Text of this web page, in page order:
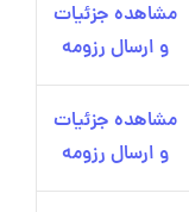
مشاهده جزئیات
و ارسال رزومه
مشاهده جزئیات
و ارسال رزومه